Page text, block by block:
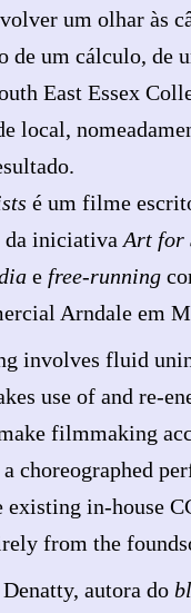
um olhar às
um cálculo, de
East Essex
local,
é um filme
da iniciativa Art for
e free-running
Arndale em
involves fluid
use of and re-
filmmaking
choreographed
existing in-house
from the
autora do